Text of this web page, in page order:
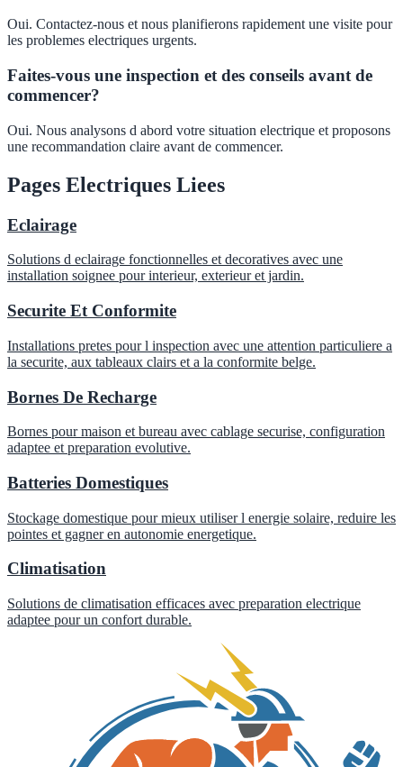
Oui. Contactez-nous et nous planifierons rapidement une visite pour
les problemes electriques urgents.
Faites-vous une inspection et des conseils avant de
commencer?
Oui. Nous analysons d abord votre situation electrique et proposons
une recommandation claire avant de commencer.
Pages Electriques Liees
Eclairage
Solutions d eclairage fonctionnelles et decoratives avec une
installation soignee pour interieur, exterieur et jardin.
Securite Et Conformite
Installations pretes pour l inspection avec une attention particuliere a
la securite, aux tableaux clairs et a la conformite belge.
Bornes De Recharge
Bornes pour maison et bureau avec cablage securise, configuration
adaptee et preparation evolutive.
Batteries Domestiques
Stockage domestique pour mieux utiliser l energie solaire, reduire les
pointes et gagner en autonomie energetique.
Climatisation
Solutions de climatisation efficaces avec preparation electrique
adaptee pour un confort durable.